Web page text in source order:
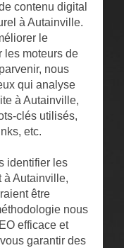
contenu digital
à Autainville.
le
les moteurs de
nous
qui analyse
à Autainville,
clés utilisés,
etc.
identifier les
à Autainville,
être
nous
efficace et
garantir des